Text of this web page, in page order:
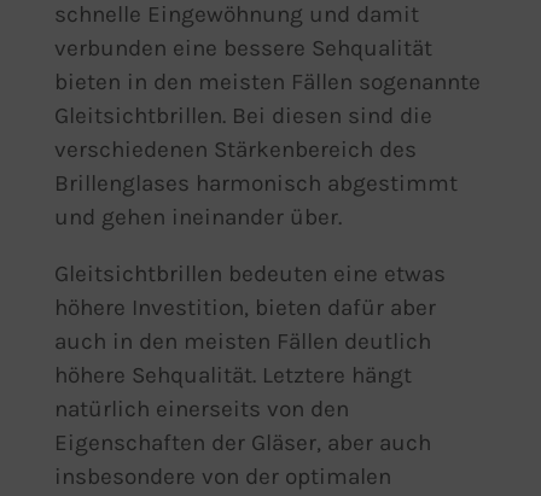
schnelle Eingewöhnung und damit
verbunden eine bessere Sehqualität
bieten in den meisten Fällen sogenannte
Gleitsichtbrillen. Bei diesen sind die
verschiedenen Stärkenbereich des
Brillenglases harmonisch abgestimmt
und gehen ineinander über.
Gleitsichtbrillen bedeuten eine etwas
höhere Investition, bieten dafür aber
auch in den meisten Fällen deutlich
höhere Sehqualität. Letztere hängt
natürlich einerseits von den
Eigenschaften der Gläser, aber auch
insbesondere von der optimalen